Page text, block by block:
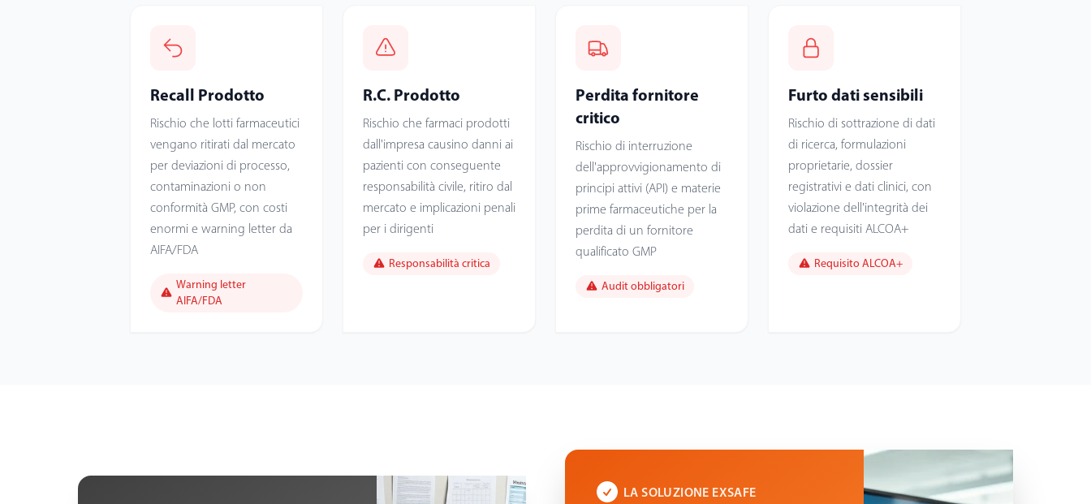
Recall Prodotto
Rischio che lotti farmaceutici
vengano ritirati dal mercato
per deviazioni di processo,
contaminazioni o non
conformità GMP, con costi
enormi e warning letter da
AIFA/FDA
Warning letter
AIFA/FDA
R.C. Prodotto
Rischio che farmaci prodotti
dall'impresa causino danni ai
pazienti con conseguente
responsabilità civile, ritiro dal
mercato e implicazioni penali
per i dirigenti
Responsabilità critica
Perdita fornitore
critico
Rischio di interruzione
dell'approvvigionamento di
principi attivi (API) e materie
prime farmaceutiche per la
perdita di un fornitore
qualificato GMP
Audit obbligatori
Furto dati sensibili
Rischio di sottrazione di dati
di ricerca, formulazioni
proprietarie, dossier
registrativi e dati clinici, con
violazione dell'integrità dei
dati e requisiti ALCOA+
Requisito ALCOA+
LA SOLUZIONE EXSAFE